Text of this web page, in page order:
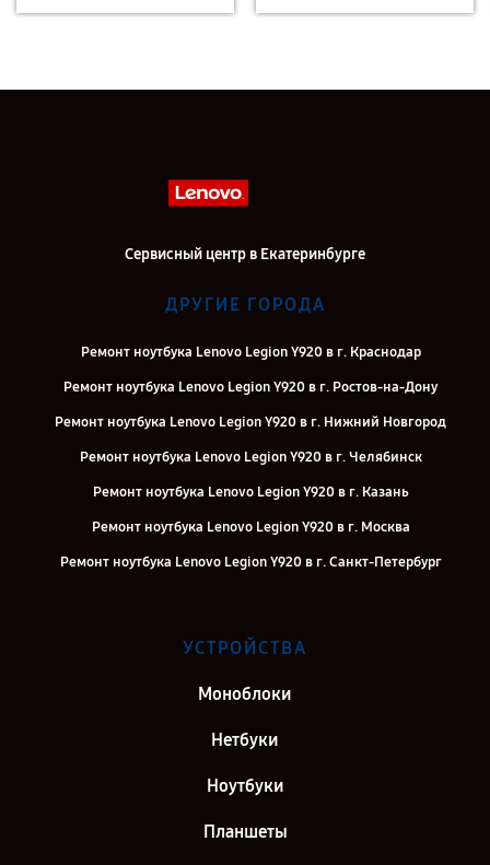
Сервисный центр в Екатеринбурге
ДРУГИЕ ГОРОДА
Ремонт ноутбука Lenovo Legion Y920 в г. Краснодар
Ремонт ноутбука Lenovo Legion Y920 в г. Ростов-на-Дону
Ремонт ноутбука Lenovo Legion Y920 в г. Нижний Новгород
Ремонт ноутбука Lenovo Legion Y920 в г. Челябинск
Ремонт ноутбука Lenovo Legion Y920 в г. Казань
Ремонт ноутбука Lenovo Legion Y920 в г. Москва
Ремонт ноутбука Lenovo Legion Y920 в г. Санкт-Петербург
УСТРОЙСТВА
Моноблоки
Нетбуки
Ноутбуки
Планшеты